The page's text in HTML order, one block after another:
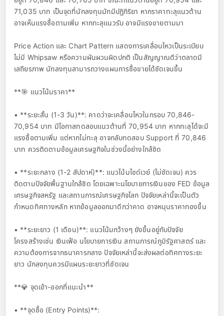
71,035 บาท เป็นจุดที่นักลงทุนมักมีปฏิกิริยา หากราคาทะลุแนวต้าน
อาจเห็นแรงซื้อตามเพิ่ม หากทะลุแนวรับ อาจมีแรงขายตามมา
Price Action และ Chart Pattern แสดงการเคลื่อนไหวเป็นระเบียบ
ไม่มี Whipsaw หรือความผันผวนผิดปกติ เป็นสัญญาณดีว่าตลาดมี
เสถียรภาพ นักลงทุนสามารถวางแผนการซื้อขายได้ชัดเจนขึ้น
**🎯 แนวโน้มราคา**
• **ระยะสั้น (1-3 วัน)**: คาดว่าจะเคลื่อนไหวในกรอบ 70,846-
70,954 บาท มีโอกาสทดสอบแนวต้านที่ 70,954 บาท หากทะลุได้จะมี
แรงซื้อตามเพิ่ม แต่หากไม่ทะลุ อาจกลับทดสอบ Support ที่ 70,846
บาท ควรติดตามข้อมูลเศรษฐกิจในช่วงนี้อย่างใกล้ชิด
• **ระยะกลาง (1-2 สัปดาห์)**: แนวโน้มไซด์เวย์ (ไม่ชัดเจน) ควร
ติดตามปัจจัยพื้นฐานใกล้ชิด โดยเฉพาะนโยบายการเงินของ FED ข้อมูล
เศรษฐกิจสหรัฐ และสถานการณ์เศรษฐกิจโลก ปัจจัยเหล่านี้จะเป็นตัว
กำหนดทิศทางหลัก หากข้อมูลออกมาดีกว่าคาด อาจหนุนราคาทองขึ้น
• **ระยะยาว (1 เดือน)**: แนวโน้มกว้างๆ ยังขึ้นอยู่กับปัจจัย
โครงสร้างเช่น เงินเฟ้อ นโยบายการเงิน สถานการณ์ภูมิรัฐศาสตร์ และ
ความต้องการจากธนาคารกลาง ปัจจัยเหล่านี้จะส่งผลต่อทิศทางระยะ
ยาว นักลงทุนควรมีแผนระยะยาวที่ชัดเจน
**💎 จุดเข้า-ออกที่แนะนำ**
• **จุดซื้อ (Entry Points)**: